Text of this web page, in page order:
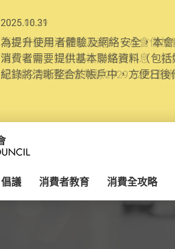
2025.10.31
為提升使用者體驗及網絡安全，本
消費者需要提供基本聯絡資料（包
紀錄將清晰整合於帳戶中，方便日後
倡議 消費者教育 消費全攻略